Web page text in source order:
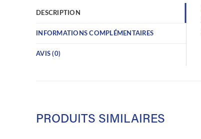
DESCRIPTION
INFORMATIONS COMPLÉMENTAIRES
AVIS (0)
PRODUITS SIMILAIRES